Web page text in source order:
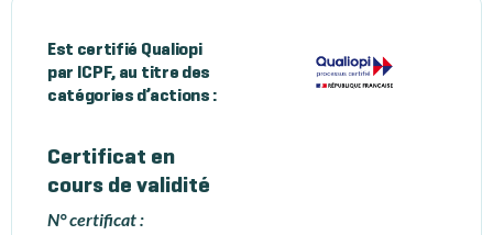
Est certifié Qualiopi
par ICPF, au titre des
catégories d’actions :
Certificat en
cours de validité
N° certificat :